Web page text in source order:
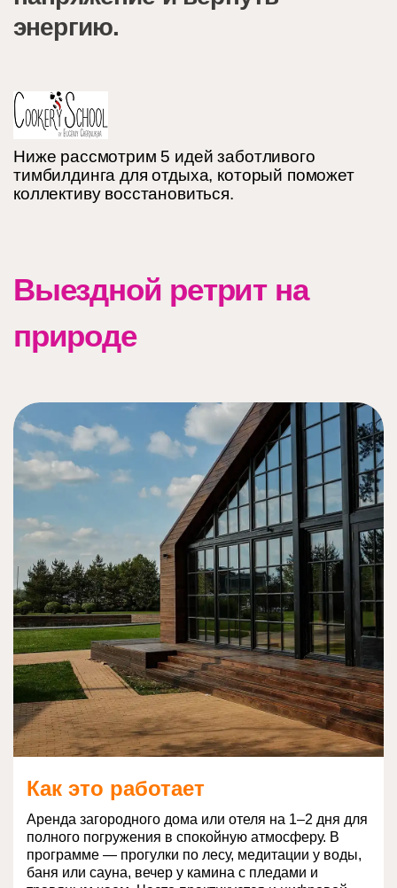
энергию.
Ниже рассмотрим 5 идей заботливого
тимбилдинга для отдыха, который поможет
коллективу восстановиться.
Выездной ретрит на
природе
Как это работает
Аренда загородного дома или отеля на 1–2 дня для
полного погружения в спокойную атмосферу. В
программе — прогулки по лесу, медитации у воды,
баня или сауна, вечер у камина с пледами и